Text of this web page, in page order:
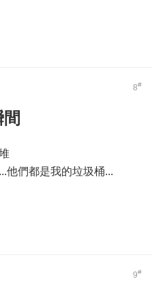
8#
他們都是我的垃圾桶...
9#